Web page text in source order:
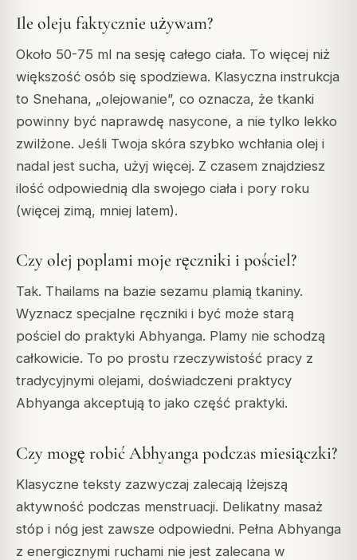
Ile oleju faktycznie używam?
Około 50-75 ml na sesję całego ciała. To więcej niż
większość osób się spodziewa. Klasyczna instrukcja
to Snehana, „olejowanie”, co oznacza, że tkanki
powinny być naprawdę nasycone, a nie tylko lekko
zwilżone. Jeśli Twoja skóra szybko wchłania olej i
nadal jest sucha, użyj więcej. Z czasem znajdziesz
ilość odpowiednią dla swojego ciała i pory roku
(więcej zimą, mniej latem).
Czy olej poplami moje ręczniki i pościel?
Tak. Thailams na bazie sezamu plamią tkaniny.
Wyznacz specjalne ręczniki i być może starą
pościel do praktyki Abhyanga. Plamy nie schodzą
całkowicie. To po prostu rzeczywistość pracy z
tradycyjnymi olejami, doświadczeni praktycy
Abhyanga akceptują to jako część praktyki.
Czy mogę robić Abhyanga podczas miesiączki?
Klasyczne teksty zazwyczaj zalecają lżejszą
aktywność podczas menstruacji. Delikatny masaż
stóp i nóg jest zawsze odpowiedni. Pełna Abhyanga
z energicznymi ruchami nie jest zalecana w